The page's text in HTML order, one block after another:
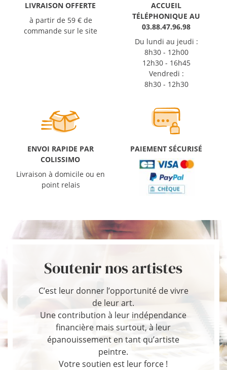
LIVRAISON OFFERTE
à partir de 59 € de
commande sur le site
ACCUEIL
TÉLÉPHONIQUE AU
03.88.47.96.98
Du lundi au jeudi :
8h30 - 12h00
12h30 - 16h45
Vendredi :
8h30 - 12h30
ENVOI RAPIDE PAR
COLISSIMO
Livraison à domicile ou en
point relais
PAIEMENT SÉCURISÉ
Soutenir nos artistes
C’est leur donner l’opportunité de vivre
de leur art.
Une contribution à leur indépendance
financière mais surtout, à leur
épanouissement en tant qu’artiste
peintre.
Votre soutien est leur force !